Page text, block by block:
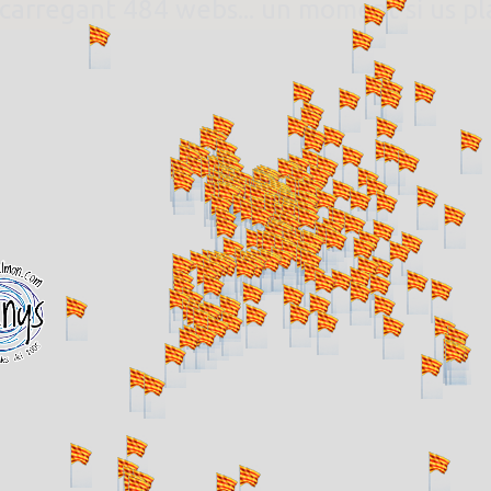
484 webs... un moment si us